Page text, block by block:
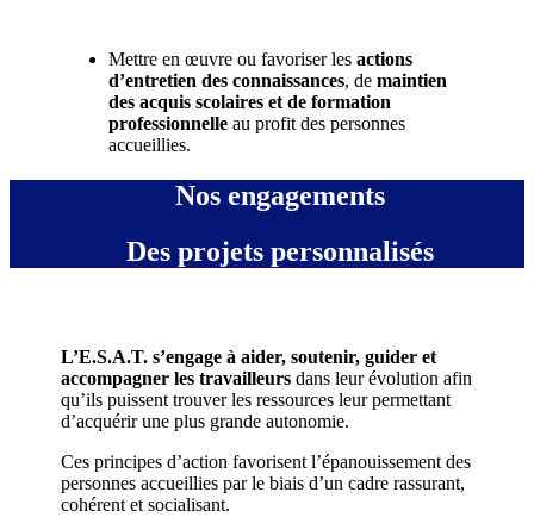
Mettre en œuvre ou favoriser lesactions
d’entretien des connaissances, demaintien
des acquis scolaires et de formation
professionnelle au profit des personnes
accueillies.
Nos engagements
Des projets personnalisés
L’E.S.A.T. s’engage à aider, soutenir, guider et
accompagner les travailleurs dans leur évolution afin
qu’ils puissent trouver les ressources leur permettant
d’acquérir une plus grande autonomie.
Ces principes d’action favorisent l’épanouissement des
personnes accueillies par le biais d’un cadre rassurant,
cohérent et socialisant.